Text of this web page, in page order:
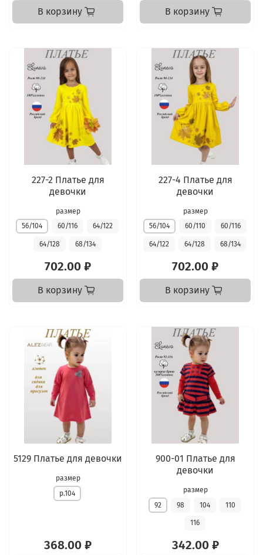
В корзину В корзину
227-2 Платье для
девочки
размер
56/104
60/116 64/122
64/128 68/134
702.00 ₽
В корзину
227-4 Платье для
девочки
размер
56/104
60/110 60/116
64/122 64/128 68/134
702.00 ₽
В корзину
5129 Платье для девочки
размер
р.104
368.00 ₽
900-01 Платье для
девочки
размер
92
98 104 110
116
342.00 ₽